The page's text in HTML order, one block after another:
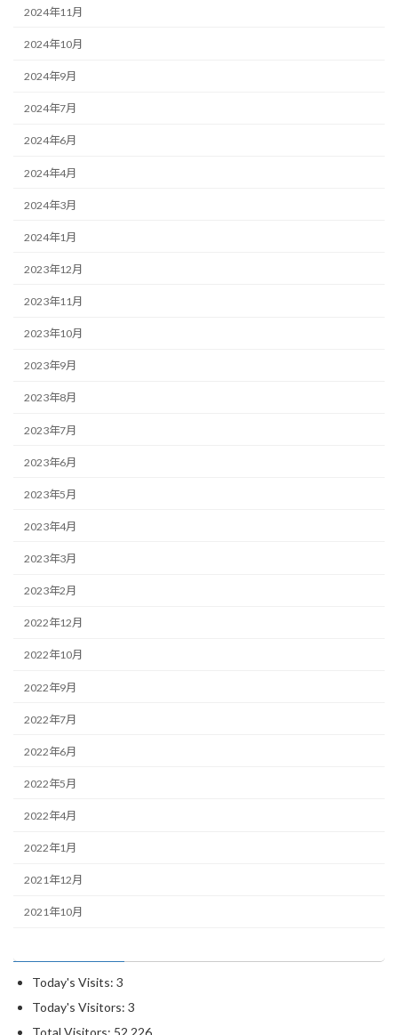
2024年11月
2024年10月
2024年9月
2024年7月
2024年6月
2024年4月
2024年3月
2024年1月
2023年12月
2023年11月
2023年10月
2023年9月
2023年8月
2023年7月
2023年6月
2023年5月
2023年4月
2023年3月
2023年2月
2022年12月
2022年10月
2022年9月
2022年7月
2022年6月
2022年5月
2022年4月
2022年1月
2021年12月
2021年10月
Today's Visits: 3
Today's Visitors: 3